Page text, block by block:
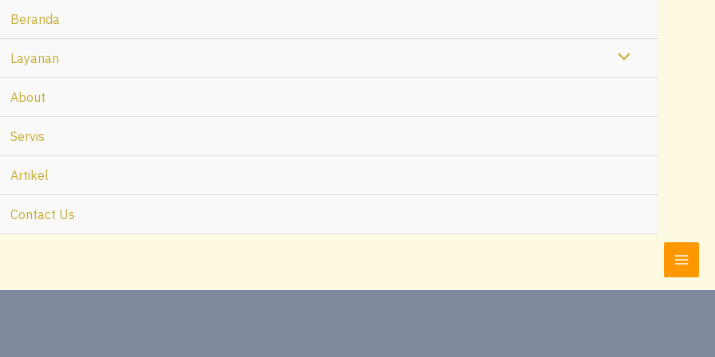
Beranda
Layanan
About
Servis
Artikel
Contact Us